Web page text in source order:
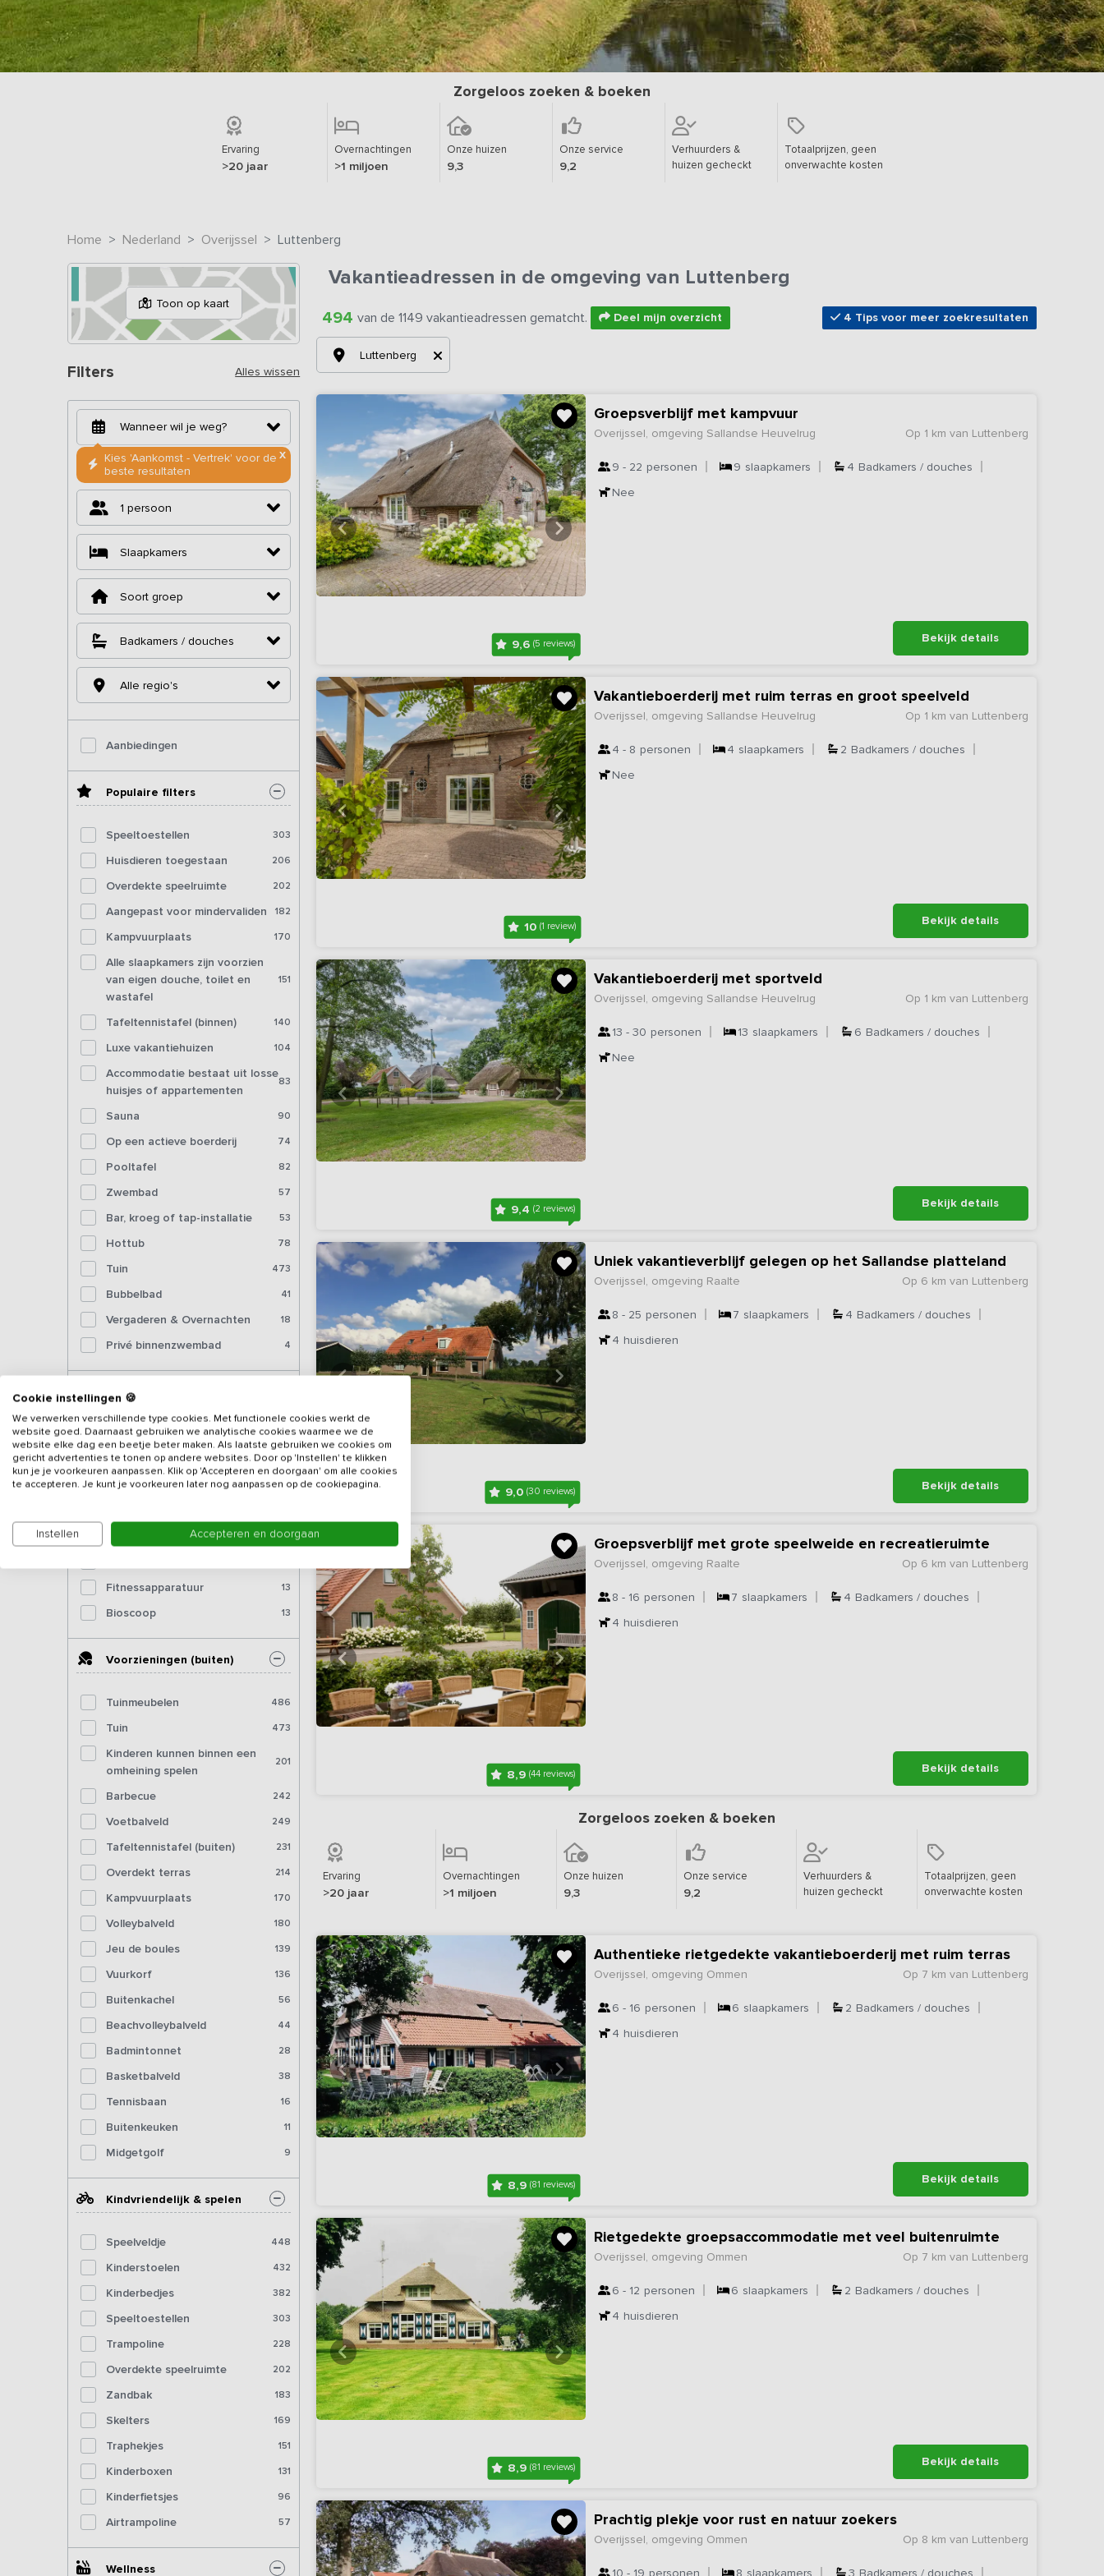
Zorgeloos zoeken & boeken
Ervaring
>20 jaar
Overnachtingen
>1 miljoen
Onze huizen
9,3
Onze service
9,2
Verhuurders &
huizen gecheckt
Totaalprijzen, geen
onverwachte kosten
Home Nederland Overijssel Luttenberg
Toon op kaart
Filters Alles wissen
X
Kies 'Aankomst - Vertrek' voor de
beste resultaten
1 persoon
Slaapkamers
Soort groep
Badkamers / douches
Alle regio's
Aanbiedingen
Populaire filters
Speeltoestellen 303
Huisdieren toegestaan 206
Overdekte speelruimte 202
Aangepast voor mindervaliden 182
Kampvuurplaats 170
Alle slaapkamers zijn voorzien
van eigen douche, toilet en
wastafel
151
Tafeltennistafel (binnen) 140
Luxe vakantiehuizen 104
Accommodatie bestaat uit losse
huisjes of appartementen
83
Sauna 90
Op een actieve boerderij 74
Pooltafel 82
Zwembad 57
Bar, kroeg of tap-installatie 53
Hottub 78
Tuin 473
Bubbelbad 41
Vergaderen & Overnachten 18
Privé binnenzwembad 4
Voorzieningen (binnen)
Sjoelbak 277
Tafelvoetbal 204
Tafeltennistafel (binnen) 140
82
Fitnessapparatuur 13
Bioscoop 13
Voorzieningen (buiten)
Tuinmeubelen 486
Tuin 473
Kinderen kunnen binnen een
omheining spelen
201
Barbecue 242
Voetbalveld 249
Tafeltennistafel (buiten) 231
Overdekt terras 214
Kampvuurplaats 170
Volleybalveld 180
Jeu de boules 139
Vuurkorf 136
Buitenkachel 56
Beachvolleybalveld 44
Badmintonnet 28
Basketbalveld 38
Tennisbaan 16
Buitenkeuken 11
Midgetgolf 9
Kindvriendelijk & spelen
Speelveldje 448
Kinderstoelen 432
Kinderbedjes 382
Speeltoestellen 303
Trampoline 228
Overdekte speelruimte 202
Zandbak 183
Skelters 169
Traphekjes 151
Kinderboxen 131
Kinderfietsjes 96
Airtrampoline 57
Wellness
Vakantieadressen in de omgeving van Luttenberg
494 van de 1149 vakantieadressen gematcht. Deel mijn overzicht 4 Tips voor meer zoekresultaten
Luttenberg
9,6(5 reviews)
Groepsverblijf met kampvuur
Op 1 km van Luttenberg
Overijssel, omgeving Sallandse Heuvelrug
9 - 22 personen 9 slaapkamers 4 Badkamers / douches
Nee
Bekijk details
10(1 review)
Vakantieboerderij met ruim terras en groot speelveld
Op 1 km van Luttenberg
Overijssel, omgeving Sallandse Heuvelrug
4 - 8 personen 4 slaapkamers 2 Badkamers / douches
Nee
Bekijk details
9,4(2 reviews)
Vakantieboerderij met sportveld
Op 1 km van Luttenberg
Overijssel, omgeving Sallandse Heuvelrug
13 - 30 personen 13 slaapkamers 6 Badkamers / douches
Nee
Bekijk details
9,0(30 reviews)
Uniek vakantieverblijf gelegen op het Sallandse platteland
Op 6 km van Luttenberg
Overijssel, omgeving Raalte
8 - 25 personen 7 slaapkamers 4 Badkamers / douches
4 huisdieren
Bekijk details
8,9(44 reviews)
Groepsverblijf met grote speelweide en recreatieruimte
Op 6 km van Luttenberg
Overijssel, omgeving Raalte
8 - 16 personen 7 slaapkamers 4 Badkamers / douches
4 huisdieren
Bekijk details
Zorgeloos zoeken & boeken
Ervaring
>20 jaar
Overnachtingen
>1 miljoen
Onze huizen
9,3
Onze service
9,2
Verhuurders &
huizen gecheckt
Totaalprijzen, geen
onverwachte kosten
8,9(81 reviews)
Authentieke rietgedekte vakantieboerderij met ruim terras
Op 7 km van Luttenberg
Overijssel, omgeving Ommen
6 - 16 personen 6 slaapkamers 2 Badkamers / douches
4 huisdieren
Bekijk details
8,9(81 reviews)
Rietgedekte groepsaccommodatie met veel buitenruimte
Op 7 km van Luttenberg
Overijssel, omgeving Ommen
6 - 12 personen 6 slaapkamers 2 Badkamers / douches
4 huisdieren
Bekijk details
Prachtig plekje voor rust en natuur zoekers
Op 8 km van Luttenberg
Overijssel, omgeving Ommen
10 - 19 personen 8 slaapkamers 3 Badkamers / douches
Cookie instellingen 🍪
We verwerken verschillende type cookies. Met functionele cookies werkt de
website goed. Daarnaast gebruiken we analytische cookies waarmee we de
website elke dag een beetje beter maken. Als laatste gebruiken we cookies om
gericht advertenties te tonen op andere websites. Door op 'Instellen' te klikken
kun je je voorkeuren aanpassen. Klik op 'Accepteren en doorgaan' om alle cookies
te accepteren. Je kunt je voorkeuren later nog aanpassen op de cookiepagina.
Instellen Accepteren en doorgaan